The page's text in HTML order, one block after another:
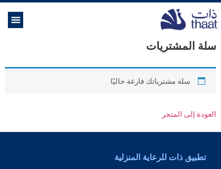
سلة المشتريات
سلة مشترياتك فارغة حاليًا.
العودة إلى المتجر
تطبيق ذات للرعاية المنزلية